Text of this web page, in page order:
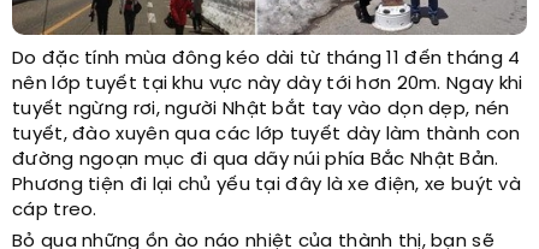
Do đặc tính mùa đông kéo dài từ tháng 11 đến tháng 4
nên lớp tuyết tại khu vực này dày tới hơn 20m. Ngay khi
tuyết ngừng rơi, người Nhật bắt tay vào dọn dẹp, nén
tuyết, đào xuyên qua các lớp tuyết dày làm thành con
đường ngoạn mục đi qua dãy núi phía Bắc Nhật Bản.
Phương tiện đi lại chủ yếu tại đây là xe điện, xe buýt và
cáp treo.
Bỏ qua những ồn ào náo nhiệt của thành thị, bạn sẽ